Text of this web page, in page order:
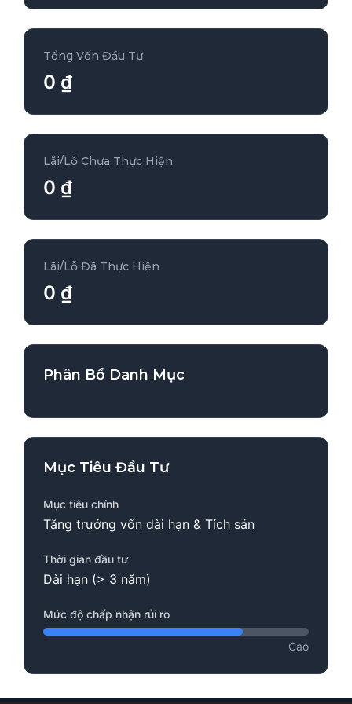
Tổng Vốn Đầu Tư
0 ₫
Lãi/Lỗ Chưa Thực Hiện
0 ₫
Lãi/Lỗ Đã Thực Hiện
0 ₫
Phân Bổ Danh Mục
Mục Tiêu Đầu Tư
Mục tiêu chính
Tăng trưởng vốn dài hạn & Tích sản
Thời gian đầu tư
Dài hạn (> 3 năm)
Mức độ chấp nhận rủi ro
Cao